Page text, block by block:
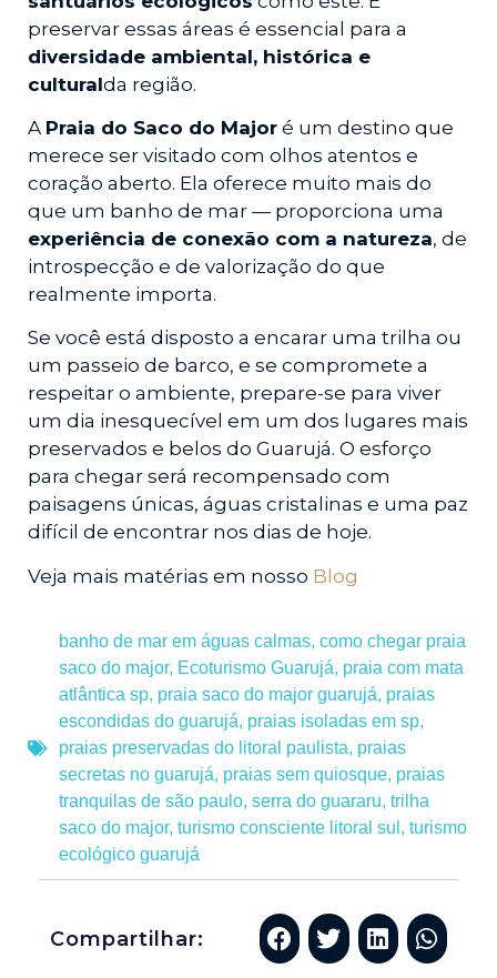
preservar essas áreas é essencial para a
diversidade ambiental, histórica e
culturalda região.
A Praia do Saco do Major é um destino que
merece ser visitado com olhos atentos e
coração aberto. Ela oferece muito mais do
que um banho de mar — proporciona uma
experiência de conexão com a natureza, de
introspecção e de valorização do que
realmente importa.
Se você está disposto a encarar uma trilha ou
um passeio de barco, e se compromete a
respeitar o ambiente, prepare-se para viver
um dia inesquecível em um dos lugares mais
preservados e belos do Guarujá. O esforço
para chegar será recompensado com
paisagens únicas, águas cristalinas e uma paz
difícil de encontrar nos dias de hoje.
Veja mais matérias em nosso Blog
banho de mar em águas calmas, como chegar praia
saco do major, Ecoturismo Guarujá, praia com mata
atlântica sp, praia saco do major guarujá, praias
escondidas do guarujá, praias isoladas em sp,
praias preservadas do litoral paulista, praias
secretas no guarujá, praias sem quiosque, praias
tranquilas de são paulo, serra do guararu, trilha
saco do major, turismo consciente litoral sul , turismo
ecológico guarujá
Compartilhar: